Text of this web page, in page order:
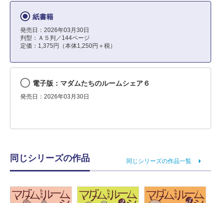
紙書籍
発売日：2026年03月30日
判型：Ａ５判／144ページ
定価：1,375円（本体1,250円＋税）
電子版：マダムたちのルームシェア６
発売日：2026年03月30日
同じシリーズの作品 同じシリーズの作品一覧